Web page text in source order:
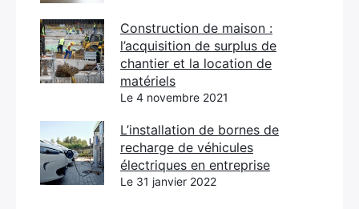
Construction de maison :
l’acquisition de surplus de
chantier et la location de
matériels
Le 4 novembre 2021
L’installation de bornes de
recharge de véhicules
électriques en entreprise
Le 31 janvier 2022